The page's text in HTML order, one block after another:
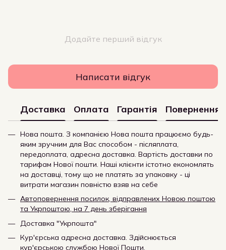
Додайте перший відгук
Написати відгук
Доставка Оплата Гарантія Повернення
Нова пошта. З компанією Нова пошта працюємо будь-
яким зручним для Вас способом - післяплата,
передоплата, адресна доставка. Вартість доставки по
тарифам Нової пошти. Наші клієнти істотно економлять
на доставці, тому що не платять за упаковку - ці
витрати магазин повністю взяв на себе
Автоповернення посилок, відправлених Новою поштою
та Укрпоштою, на 7 день зберігання
Доставка "Укрпошта"
Кур'єрська адресна доставка. Здійснюється
кур'єрською службою Нової Пошти.